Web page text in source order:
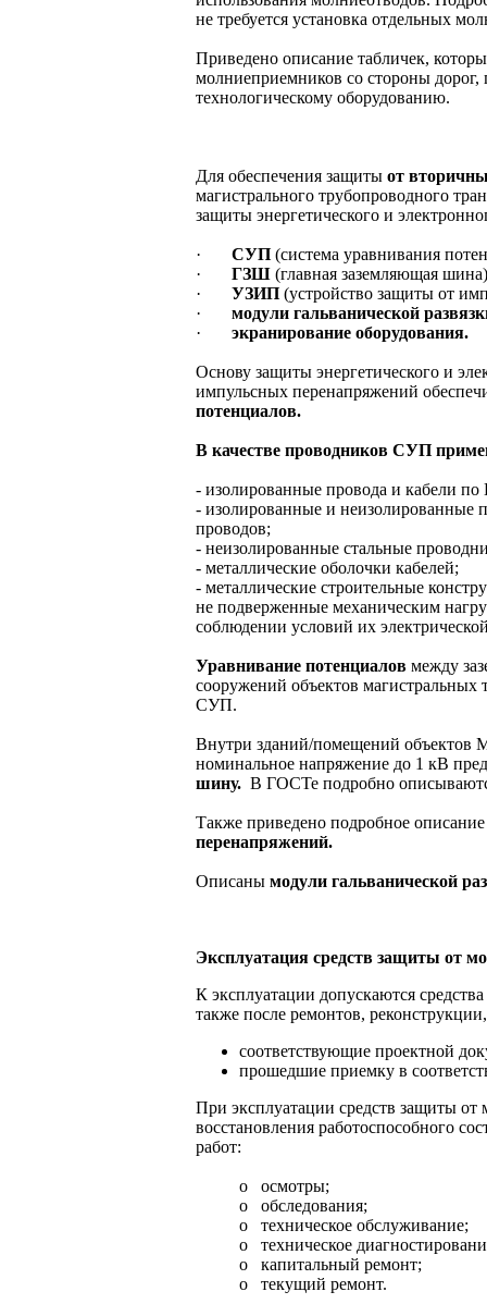
не требуется установка отдельных
Приведено описание табличек,
молниеприемников со стороны дорог,
технологическому оборудованию.
Для обеспечения защиты от
магистрального трубопроводного
защиты энергетического и
· СУП (система уравнивания
· ГЗШ (главная заземляющая
· УЗИП (устройство защиты от
· модули гальванической
· экранирование оборудования.
Основу защиты энергетического и
импульсных перенапряжений
потенциалов.
В качестве проводников СУП
- изолированные провода и кабели
- изолированные и неизолированные
проводов;
- неизолированные стальные
- металлические оболочки кабелей;
- металлические строительные
не подверженные механическим
соблюдении условий их
Уравнивание потенциалов между
сооружений объектов магистральных
СУП.
Внутри зданий/помещений объектов
номинальное напряжение до 1 кВ
шину. В ГОСТе подробно
Также приведено подробное
перенапряжений.
Описаны модули гальванической
Эксплуатация средств защиты от
К эксплуатации допускаются
также после ремонтов,
соответствующие проектной
прошедшие приемку в
При эксплуатации средств защиты
восстановления работоспособного
работ:
o осмотры;
o обследования;
o техническое обслуживание;
o техническое
o капитальный ремонт;
o текущий ремонт.